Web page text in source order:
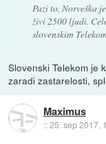
Pazi to, Norveška
živi 2500 ljudi.
slovenskim
Slovenski Telekom je
zaradi zastarelosti,
Maximus
::25. sep 2017,